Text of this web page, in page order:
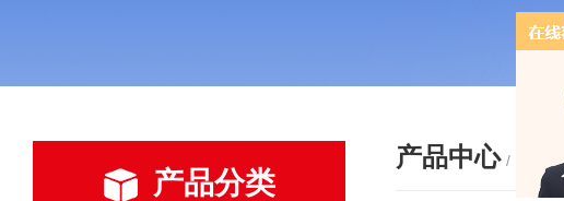
产品分类
产品中心 /